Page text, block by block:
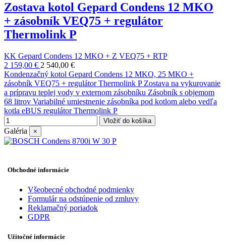
Zostava kotol Gepard Condens 12 MKO
+ zásobník VEQ75 + regulátor
Thermolink P
KK Gepard Condens 12 MKO + Z VEQ75 + RTP
2 159,00 € 2 540,00 €
Kondenzačný kotol Gepard Condens 12 MKO, 25 MKO +
zásobník VEQ75 + regulátor Thermolink P Zostava na vykurovanie
a prípravu teplej vody v externom zásobníku Zásobník s objemom
68 litrov Variabilné umiestnenie zásobníka pod kotlom alebo vedľa
kotla eBUS regulátor Thermolink P
Vložiť do košíka
Galéria ×
Obchodné informácie
Všeobecné obchodné podmienky
Formulár na odstúpenie od zmluvy
Reklamačný poriadok
GDPR
Užitočné informácie